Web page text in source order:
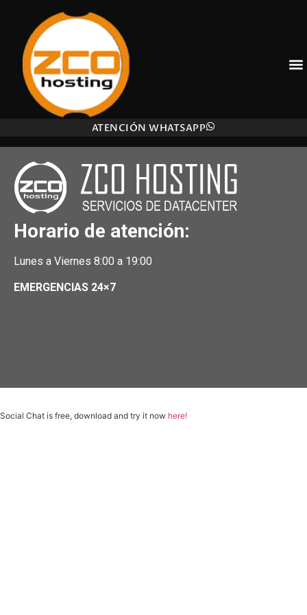
ATENCIÓN WHATSAPP
Horario de atención:
Lunes a Viernes 8:00 a 19:00
EMERGENCIAS 24×7
Social Chat is free, download and try it now here!